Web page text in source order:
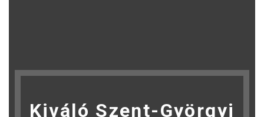
Kiváló Szent-Györgyi